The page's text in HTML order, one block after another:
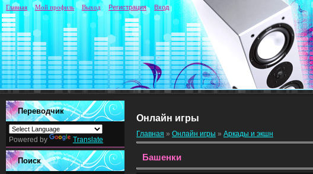
Главная Мой профиль Выход Регистрация Вход
Переводчик
Powered by Translate
Поиск
Онлайн игры
Главная » Онлайн игры » Аркады и экшн
Башенки